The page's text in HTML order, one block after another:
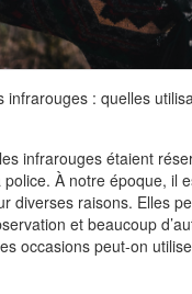
infrarouges : quelles
infrarouges étaient
police. À notre époque, il
diverses raisons. Elles
et beaucoup
occasions peut-on